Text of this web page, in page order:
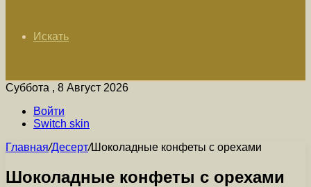
Искать
Суббота , 8 Август 2026
Войти
Switch skin
Главная/Десерт/Шоколадные конфеты с орехами
Шоколадные конфеты с орехами